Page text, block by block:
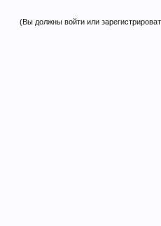
(Вы должны войти или